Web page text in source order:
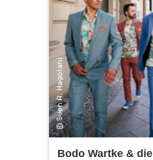
Bodo Wartke & die